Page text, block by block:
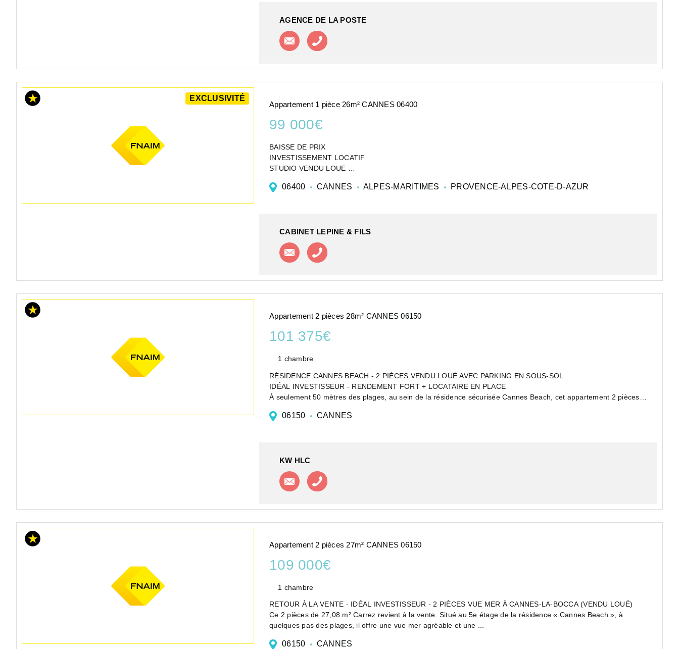
AGENCE DE LA POSTE
Contacter l'agence
EXCLUSIVITÉ
Appartement 1 pièce 26m² CANNES 06400
99 000€
BAISSE DE PRIX
INVESTISSEMENT LOCATIF
STUDIO VENDU LOUE
de toutes les commodités.
06400 CANNES ALPES-MARITIMES PROVENCE-ALPES-COTE-D-AZUR
CABINET LEPINE & FILS
Contacter l'agence
Appartement 2 pièces 28m² CANNES 06150
101 375€
1 chambre
RÉSIDENCE CANNES BEACH - 2 PIÈCES VENDU LOUÉ AVEC PARKING EN SOUS-SOL
IDÉAL INVESTISSEUR - RENDEMENT FORT + LOCATAIRE EN PLACE
À seulement 50 mètres des plages, au sein de la résidence sécurisée Cannes Beach, cet appartement 2 pièces
06150 CANNES
KW HLC
Contacter l'agence
Appartement 2 pièces 27m² CANNES 06150
109 000€
1 chambre
RETOUR À LA VENTE - IDÉAL INVESTISSEUR - 2 PIÈCES VUE MER À CANNES-LA-BOCCA (VENDU LOUÉ)
Ce 2 pièces de 27,08 m² Carrez revient à la vente. Situé au 5e étage de la résidence « Cannes Beach », à
quelques pas des plages, il offre une vue mer agréable et une ...
06150 CANNES